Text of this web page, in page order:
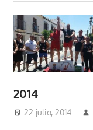
2014
22 julio, 2014